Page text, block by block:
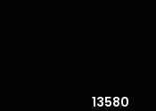
13580